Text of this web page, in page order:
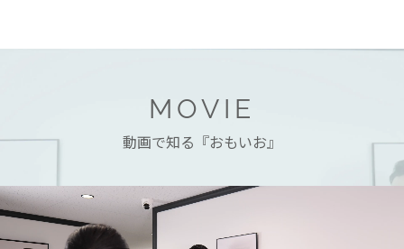
MOVIE
動画で知る『おもいお』